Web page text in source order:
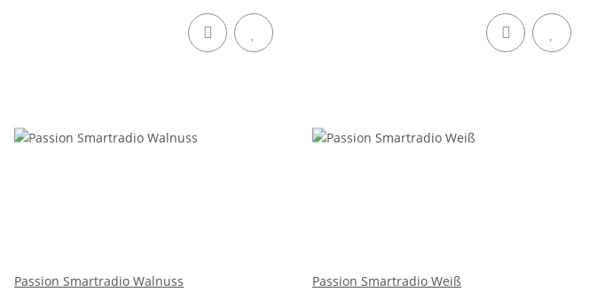
Passion Smartradio Walnuss Passion Smartradio Weiß